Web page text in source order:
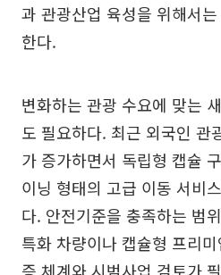
과 관광산업 육성을 위해서
한다.
변화하는 관광 수요에 맞는
도 필요하다. 최근 외국인 관
가 증가하면서 독립형 캡슐
이닝 형태의 고급 이동 서비
다. 안전기준을 충족하는 범
특화 차량이나 캡슐형 프리